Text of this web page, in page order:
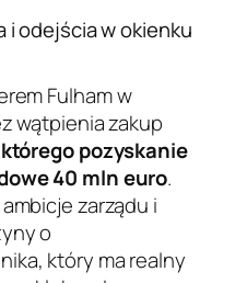
i odejścia w okienku
Fulham w
wątpienia zakup
pozyskanie
40 mln euro.
zarządu i
o
który ma realny